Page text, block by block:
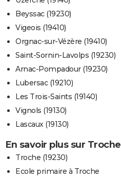
Beyssac (19230)
Vigeois (19410)
Orgnac-sur-Vézère (19410)
Saint-Sornin-Lavolps (19230)
Arnac-Pompadour (19230)
Lubersac (19210)
Les Trois-Saints (19140)
Vignols (19130)
Lascaux (19130)
En savoir plus sur Troche
Troche (19230)
Ecole primaire à Troche